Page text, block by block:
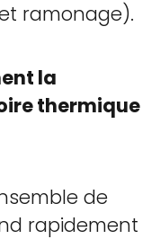
ramonage).
la
thermique
de
rapidement